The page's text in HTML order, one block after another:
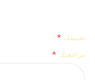
تقييمك *
مراجعتك *